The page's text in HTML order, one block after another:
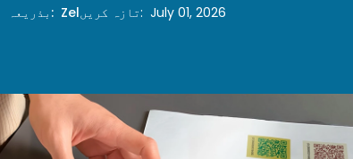
بذریعہ : Zelتازہ کریں: July 01, 2026